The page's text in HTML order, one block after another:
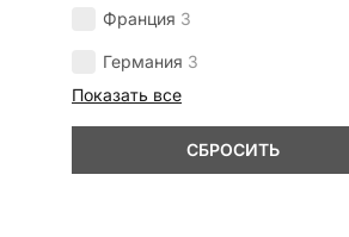
Франция 3
Германия 3
Показать все
СБРОСИТЬ